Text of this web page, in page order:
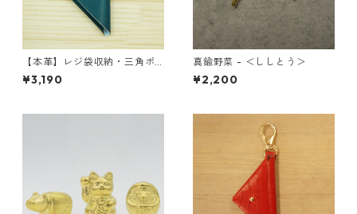
【本革】レジ袋収納・三角ポ
ーチ 町工場エコポーチ ＜ブル
ーグリーン＞
¥3,190
真鍮野菜 - ＜ししとう＞
¥2,200